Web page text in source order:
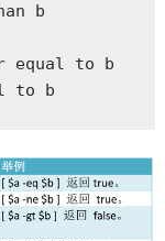
b
equal to b
to b